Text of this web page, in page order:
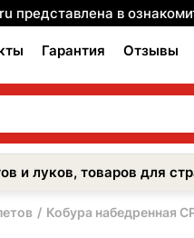
представлена в
Гарантия Отзывы
и луков, товаров для
Кобура набедренная